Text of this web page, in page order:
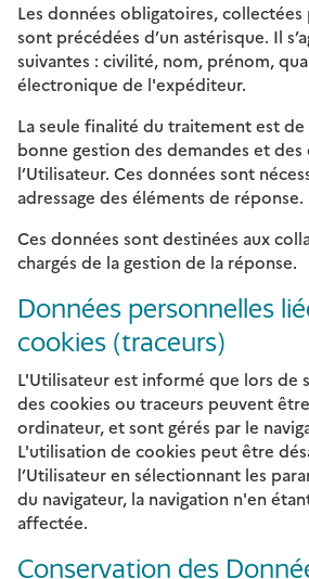
Les données obligatoires,
sont précédées d’un astérisque. Il
suivantes : civilité, nom, prénom,
électronique de l'expéditeur.
La seule finalité du traitement est
bonne gestion des demandes et des
l’Utilisateur. Ces données sont
adressage des éléments de réponse.
Ces données sont destinées aux
chargés de la gestion de la réponse.
Données personnelles
cookies (traceurs)
L'Utilisateur est informé que lors de
des cookies ou traceurs peuvent
ordinateur, et sont gérés par le
L'utilisation de cookies peut être
l’Utilisateur en sélectionnant les
du navigateur, la navigation n'en
affectée.
Conservation des